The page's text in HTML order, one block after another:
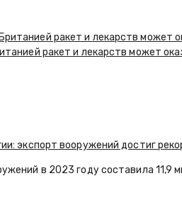
ракет и лекарств может
экспорт вооружений достиг
в 2023 году составила 11,9